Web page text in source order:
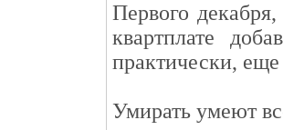
Первого
квартплате
практически,
Умирать умеют